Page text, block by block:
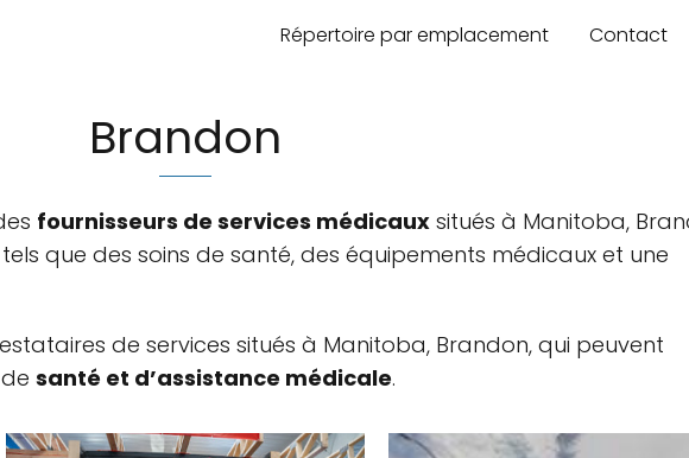
Répertoire par emplacement Contact
Brandon
fournisseurs de services médicaux situés à Manitoba,
que des soins de santé, des équipements médicaux et une
de services situés à Manitoba, Brandon, qui peuvent
santé et d’assistance médicale.